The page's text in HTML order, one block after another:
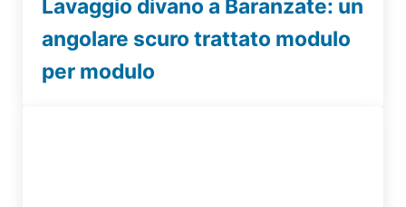
Lavaggio divano a Baranzate: un
angolare scuro trattato modulo
per modulo